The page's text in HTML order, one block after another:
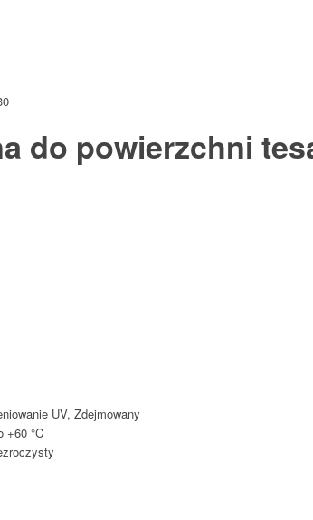
do powierzchni
UV, Zdejmowany
+60 °C